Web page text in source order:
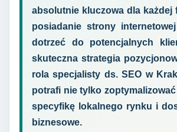
absolutnie kluczowa dla każdej
posiadanie strony
dotrzeć do potencjalnych
skuteczna strategia
rola specjalisty ds. SEO w
potrafi nie tylko
specyfikę lokalnego rynku i
biznesowe.